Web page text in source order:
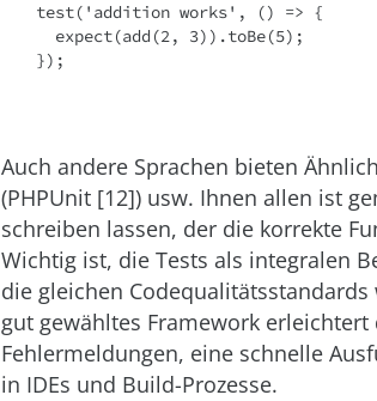
test('addition works', () => {
Auch andere Sprachen bieten
(PHPUnit [12]) usw. Ihnen allen ist
schreiben lassen, der die korrekte
Wichtig ist, die Tests als integralen
die gleichen
gut gewähltes Framework
Fehlermeldungen, eine schnelle
in IDEs und Build-Prozesse.